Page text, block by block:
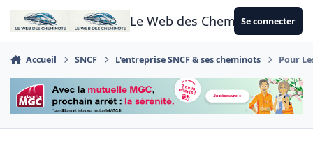
Aller au contenu
Le Web des CheminotsSe connecter
Accueil SNCF L'entreprise SNCF & ses cheminots Pour